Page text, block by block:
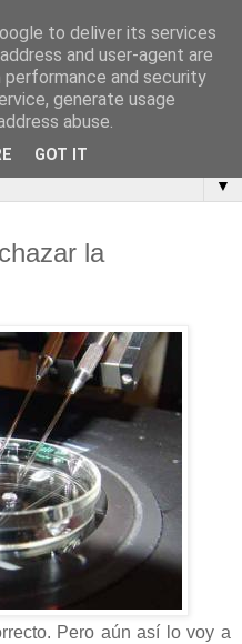
▼
la
Pero aún así lo voy a
to deliver its services
and user-agent are
and security
generate usage
abuse.
GOT IT